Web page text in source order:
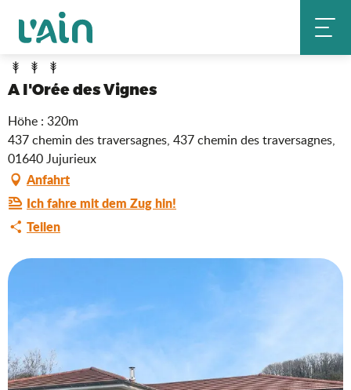
contenu
principal
Startseite
A l'Orée des Vignes
Höhe : 320m
437 chemin des traversagnes, 437 chemin des traversagnes,
01640 Jujurieux
Anfahrt
Ich fahre mit dem Zug hin!
Teilen